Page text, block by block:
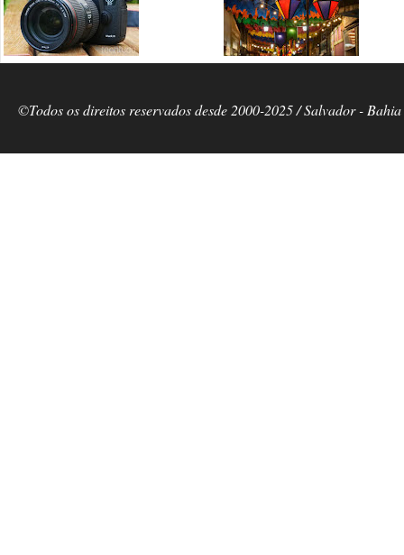
©Todos os direitos reservados desde 2000-2025 / Salvador -